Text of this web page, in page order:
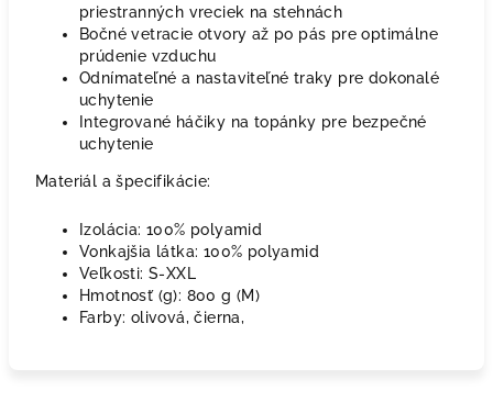
priestranných vreciek na stehnách
Bočné vetracie otvory až po pás pre optimálne
prúdenie vzduchu
Odnímateľné a nastaviteľné traky pre dokonalé
uchytenie
Integrované háčiky na topánky pre bezpečné
uchytenie
Materiál a špecifikácie:
Izolácia: 100% polyamid
Vonkajšia látka: 100% polyamid
Veľkosti: S-XXL
Hmotnosť (g): 800 g (M)
Farby: olivová, čierna,